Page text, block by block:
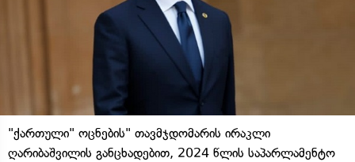
"ქართული" ოცნების" თავმჯდომარის ირაკლი
ღარიბაშვილის განცხადებით, 2024 წლის საპარლამენტო